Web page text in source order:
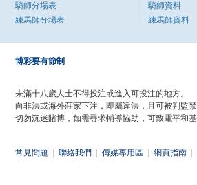
騎師分場表
練馬師分場表
騎師資料
練馬師資料
博彩要有節制
未滿十八歲人士不得投注或進入可投注的地方。
向非法或海外莊家下注，即屬違法，且可被判監禁
切勿沉迷賭博，如需尋求輔導協助，可致電平和
常見問題 聯絡我們 傳媒專用區 網頁指南